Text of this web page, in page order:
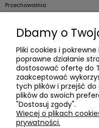
Przechowalnia
Dla firm
O firmie
Informacje o firmie
Kontakt
dacter.pl
Dbamy o
Pliki cookies i
poprawne działanie
dostosować ofertę do
zaakceptować
tych plików i przejść
plików do swoich
"Dostosuj zgody".
Więcej o plikach
prywatności.